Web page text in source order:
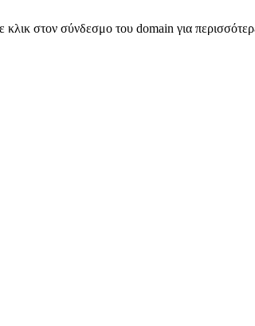
στον σύνδεσμο του domain για